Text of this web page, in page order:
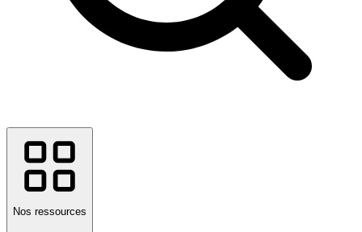
Nos ressources